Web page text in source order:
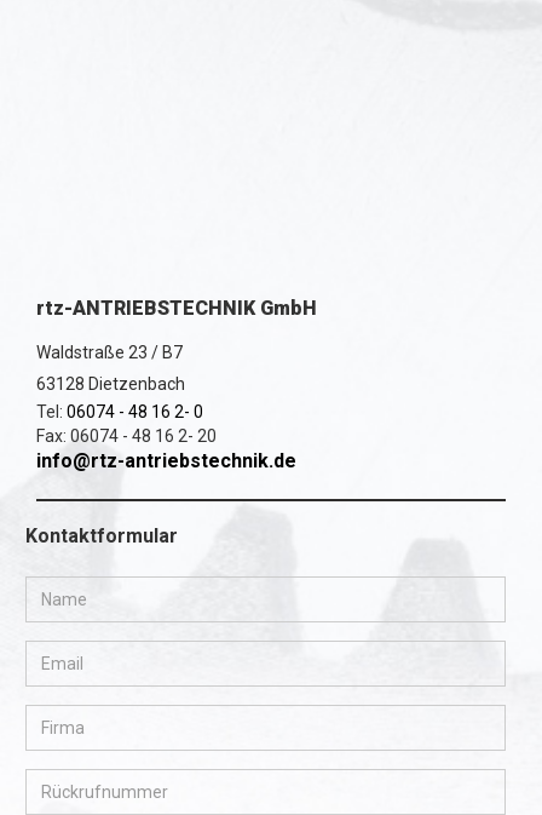
rtz-ANTRIEBSTECHNIK GmbH
Waldstraße 23 / B7
63128 Dietzenbach
Tel: 06074 - 48 16 2- 0
Fax: 06074 - 48 16 2- 20
info@rtz-antriebstechnik.de
Kontaktformular